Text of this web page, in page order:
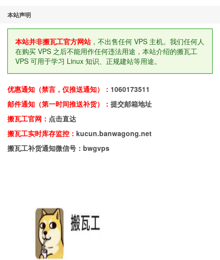
本站声明
本站并非搬瓦工官方网站，不出售任何 VPS 主机。我们任何人
在购买 VPS 之后不能用作任何违法用途，本站介绍的搬瓦工
VPS 可用于学习 Linux 知识、正规建站等用途。
优惠通知（禁言，仅推送通知）： 1060173511
邮件通知（第一时间推送补货）： 提交邮箱地址
搬瓦工官网： 点击直达
搬瓦工实时库存监控： kucun.banwagong.net
搬瓦工补货通知微信号：bwgvps